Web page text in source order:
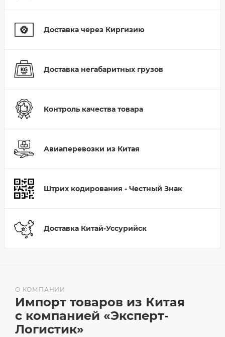
Доставка через Киргизию
Доставка негабаритных грузов
Контроль качества товара
Авиаперевозки из Китая
Штрих кодирования - Честный Знак
Доставка Китай-Уссурийск
О КОМПАНИИ
Импорт товаров из Китая
с компанией «Эксперт-
Логистик»